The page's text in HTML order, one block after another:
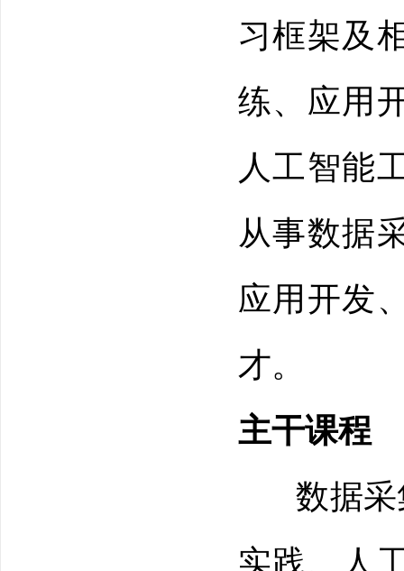
习框架及
练、应用
人工智能
从事数据
应用开发
才。
主干课程
数据
实践、人